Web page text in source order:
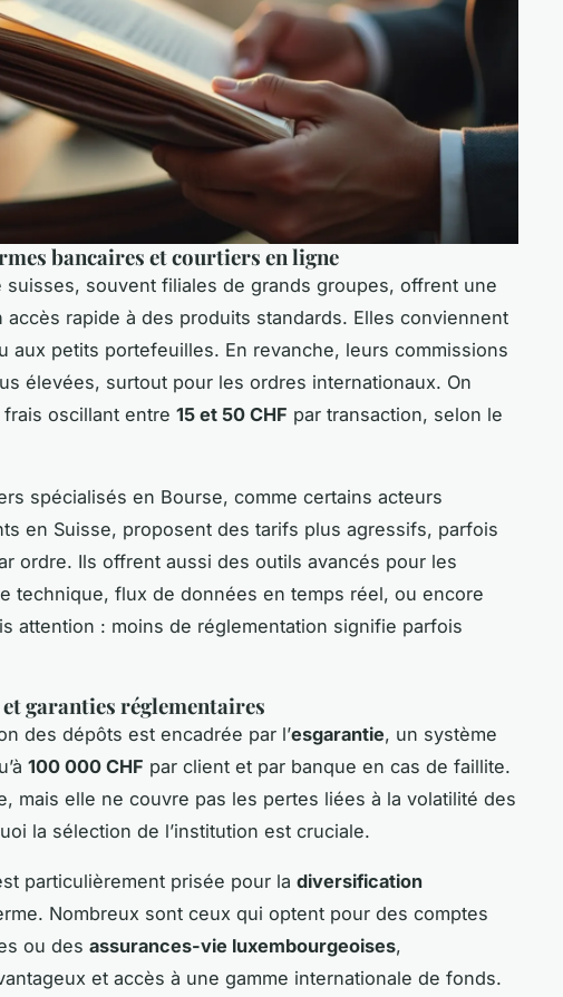
bancaires et courtiers en ligne
suisses, souvent filiales de grands groupes, offrent une
accès rapide à des produits standards. Elles conviennent
aux petits portefeuilles. En revanche, leurs commissions
élevées, surtout pour les ordres internationaux. On
oscillant entre 15 et 50 CHF par transaction, selon le
spécialisés en Bourse, comme certains acteurs
en Suisse, proposent des tarifs plus agressifs, parfois
ordre. Ils offrent aussi des outils avancés pour les
technique, flux de données en temps réel, ou encore
attention : moins de réglementation signifie parfois
garanties réglementaires
des dépôts est encadrée par l’esgarantie, un système
100 000 CHF par client et par banque en cas de faillite.
mais elle ne couvre pas les pertes liées à la volatilité des
la sélection de l’institution est cruciale.
particulièrement prisée pour la diversification
Nombreux sont ceux qui optent pour des comptes
ou des assurances-vie luxembourgeoises,
et accès à une gamme internationale de fonds.